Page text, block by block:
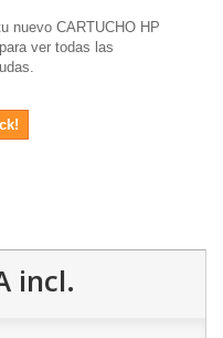
nuevo CARTUCHO HP
ver todas las
incl.